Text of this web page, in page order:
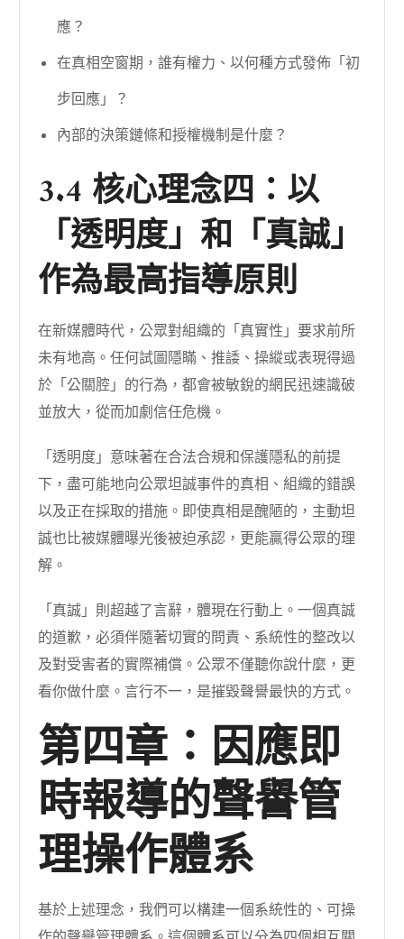
應？
在真相空窗期，誰有權力、以何種方式發佈「初
步回應」？
內部的決策鏈條和授權機制是什麼？
3.4 核心理念四：以
「透明度」和「真誠」
作為最高指導原則
在新媒體時代，公眾對組織的「真實性」要求前所
未有地高。任何試圖隱瞞、推諉、操縱或表現得過
於「公關腔」的行為，都會被敏銳的網民迅速識破
並放大，從而加劇信任危機。
「透明度」意味著在合法合規和保護隱私的前提
下，盡可能地向公眾坦誠事件的真相、組織的錯誤
以及正在採取的措施。即使真相是醜陋的，主動坦
誠也比被媒體曝光後被迫承認，更能贏得公眾的理
解。
「真誠」則超越了言辭，體現在行動上。一個真誠
的道歉，必須伴隨著切實的問責、系統性的整改以
及對受害者的實際補償。公眾不僅聽你說什麼，更
看你做什麼。言行不一，是摧毀聲譽最快的方式。
第四章：因應即
時報導的聲譽管
理操作體系
基於上述理念，我們可以構建一個系統性的、可操